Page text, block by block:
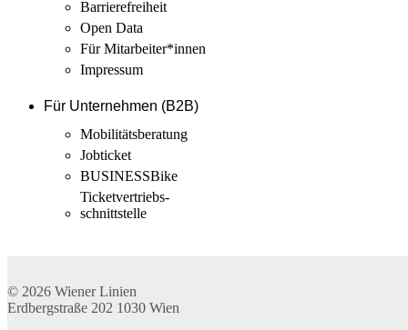
Barrierefreiheit
Open Data
Für Mitarbeiter­*innen
Impressum
Für Unternehmen (B2B)
Mobilitäts­beratung
Jobticket
BUSINESSBike
Ticketvertriebs­
schnittstelle
© 2026 Wiener Linien
Erdbergstraße 202 1030 Wien